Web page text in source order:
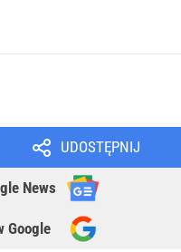
UDOSTĘPNIJ
News
Google